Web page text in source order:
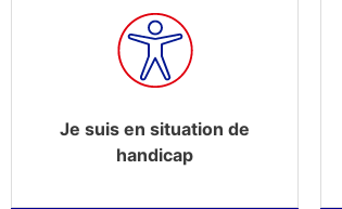
Je suis en situation de
handicap